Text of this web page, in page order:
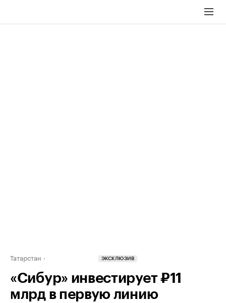
Татарстан ЭКСКЛЮЗИВ
«Сибур» инвестирует ₽11
млрд в первую линию